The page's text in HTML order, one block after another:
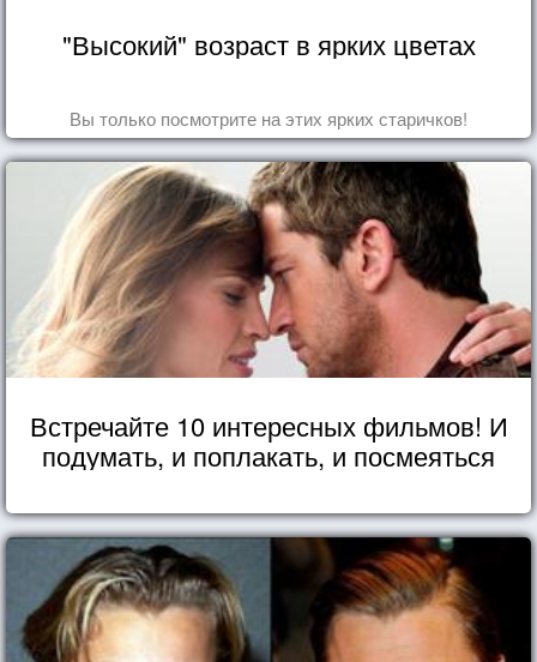
"Высокий" возраст в ярких цветах
Вы только посмотрите на этих ярких старичков!
Встречайте 10 интересных фильмов! И
подумать, и поплакать, и посмеяться